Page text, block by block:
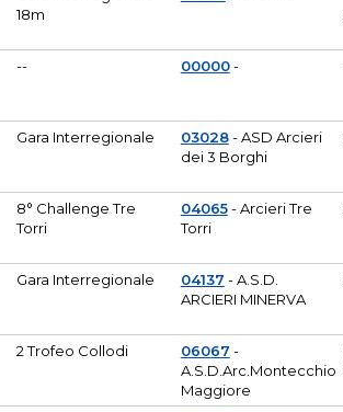
18m
-- 00000-
Gara Interregionale 03028- ASD Arcieri
dei 3 Borghi
8° Challenge Tre
Torri
04065- Arcieri Tre
Torri
Gara Interregionale 04137 - A.S.D.
ARCIERI MINERVA
2 Trofeo Collodi 06067 -
A.S.D.Arc.Montecchio
Maggiore